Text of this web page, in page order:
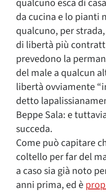
qualcuno esca di
da cucina e lo pianti
qualcuno, per
di libertà più
prevedono la
del male a qualcun
libertà ovviamente
detto
Beppe Sala: e
succeda.
Come può capitare
coltello per far del
a caso sia già noto
anni prima, ed è